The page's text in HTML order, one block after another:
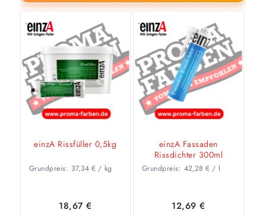
einzA Rissfüller 0,5kg
Grundpreis: 37,34 €/ kg
18,67€
einzA Fassaden
Rissdichter 300ml
Grundpreis: 42,28 €/ l
12,69 €